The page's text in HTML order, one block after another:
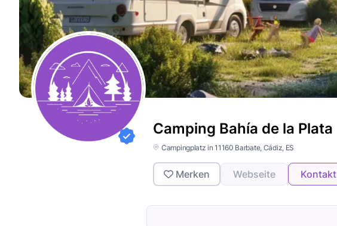
Camping Bahía de la Plata
Campingplatz in 11160 Barbate, Cádiz, ES
Merken Webseite Kontakt